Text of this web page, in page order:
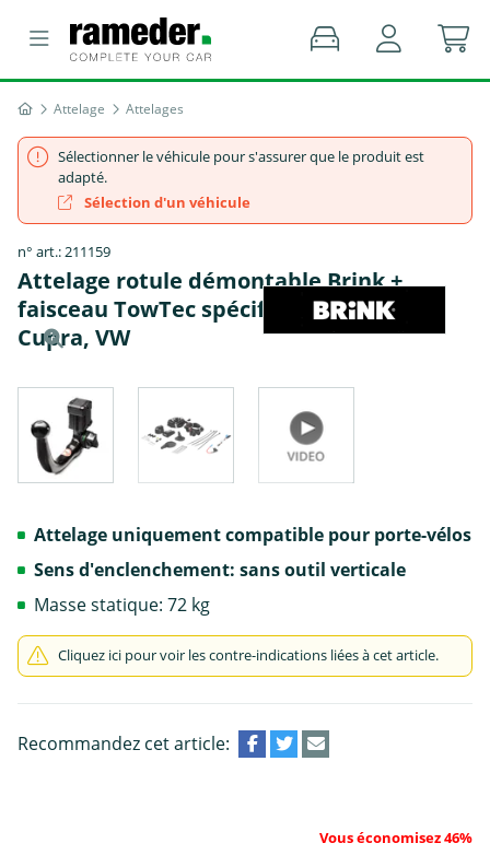
Attelage Attelages
Sélectionner le véhicule pour s'assurer que le produit est
adapté.
Sélection d'un véhicule
n° art.: 211159
Attelage rotule démontable Brink +
faisceau TowTec spécifique 7 broches -
Cupra, VW
Attelage uniquement compatible pour porte-vélos
Sens d'enclenchement: sans outil verticale
Masse statique: 72 kg
Cliquez ici pour voir les contre-indications liées à cet article.
Recommandez cet article:
Vous économisez 46%